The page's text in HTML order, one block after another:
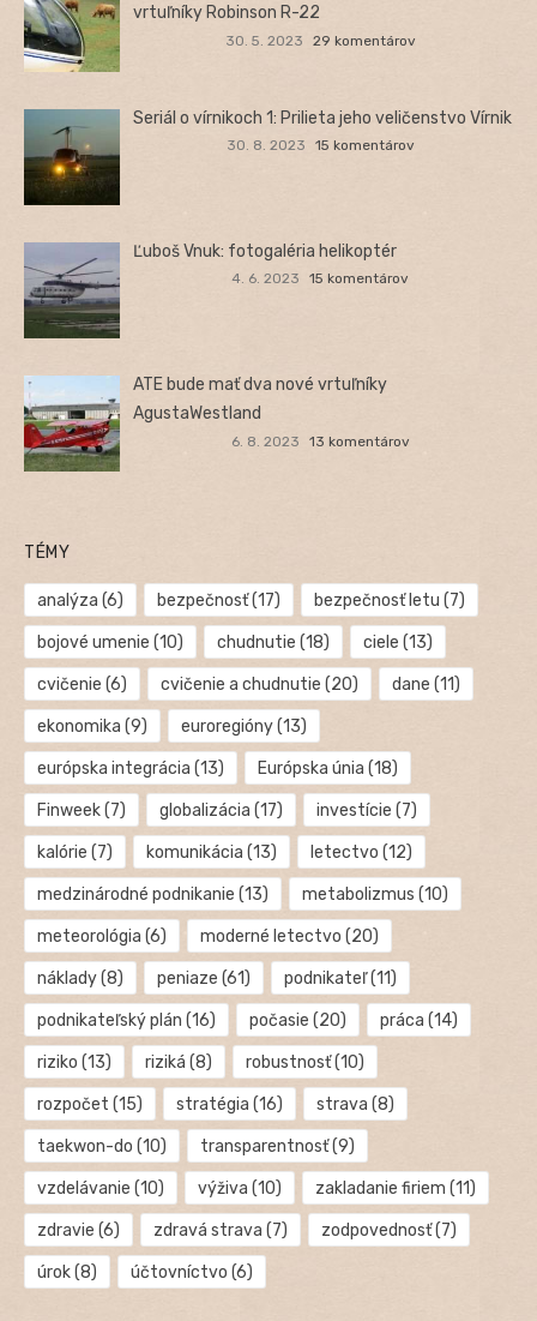
vrtuľníky Robinson R-22
30. 5. 2023 29 komentárov
Seriál o vírnikoch 1: Prilieta jeho veličenstvo Vírnik
30. 8. 2023 15 komentárov
Ľuboš Vnuk: fotogaléria helikoptér
4. 6. 2023 15 komentárov
ATE bude mať dva nové vrtuľníky
AgustaWestland
6. 8. 2023 13 komentárov
TÉMY
analýza (6) bezpečnosť(17) bezpečnosť letu (7)
bojové umenie (10) chudnutie (18) ciele (13)
cvičenie (6) cvičenie a chudnutie (20) dane (11)
ekonomika (9) euroregióny(13)
európska integrácia (13) Európska únia (18)
Finweek(7) globalizácia (17) investície (7)
kalórie (7) komunikácia (13) letectvo (12)
medzinárodné podnikanie (13) metabolizmus (10)
meteorológia (6) moderné letectvo (20)
náklady(8) peniaze (61) podnikateľ(11)
podnikateľský plán (16) počasie (20) práca (14)
riziko (13) riziká (8) robustnosť(10)
rozpočet (15) stratégia (16) strava (8)
taekwon-do (10) transparentnosť(9)
vzdelávanie (10) výživa (10) zakladanie firiem (11)
zdravie (6) zdravá strava (7) zodpovednosť(7)
úrok(8) účtovníctvo (6)